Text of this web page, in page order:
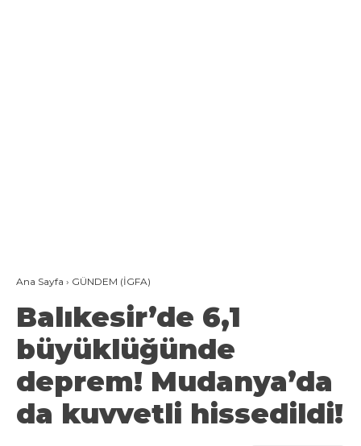
Ana Sayfa › GÜNDEM (İGFA)
Balıkesir’de 6,1
büyüklüğünde
deprem! Mudanya’da
da kuvvetli hissedildi!